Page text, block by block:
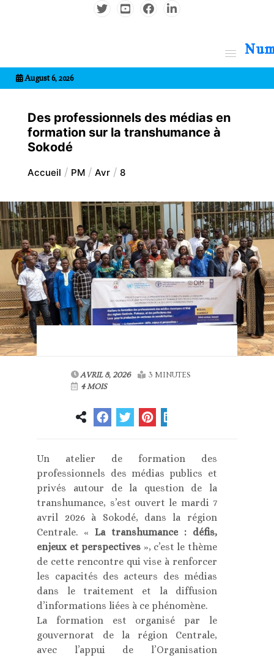
August 6, 2026
Des professionnels des médias en
formation sur la transhumance à
Sokodé
Accueil PM Avr 8
AVRIL 8, 2026
3 MINUTES
4 MOIS
Un atelier de formation des
professionnels des médias publics et
privés autour de la question de la
transhumance, s’est ouvert le mardi 7
avril 2026 à Sokodé, dans la région
Centrale. « La transhumance : défis,
enjeux et perspectives », c’est le thème
de cette rencontre qui vise à renforcer
les capacités des acteurs des médias
dans le traitement et la diffusion
d’informations liées à ce phénomène.
La formation est organisé par le
gouvernorat de la région Centrale,
avec l’appui de l’Organisation